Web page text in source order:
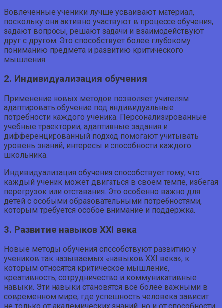
Вовлеченные ученики лучше усваивают материал,
поскольку они активно участвуют в процессе обучения,
задают вопросы, решают задачи и взаимодействуют
друг с другом. Это способствует более глубокому
пониманию предмета и развитию критического
мышления.
2. Индивидуализация обучения
Применение новых методов позволяет учителям
адаптировать обучение под индивидуальные
потребности каждого ученика. Персонализированные
учебные траектории, адаптивные задания и
дифференцированный подход помогают учитывать
уровень знаний, интересы и способности каждого
школьника.
Индивидуализация обучения способствует тому, что
каждый ученик может двигаться в своем темпе, избегая
перегрузок или отставания. Это особенно важно для
детей с особыми образовательными потребностями,
которым требуется особое внимание и поддержка.
3. Развитие навыков XXI века
Новые методы обучения способствуют развитию у
учеников так называемых «навыков XXI века», к
которым относятся критическое мышление,
креативность, сотрудничество и коммуникативные
навыки. Эти навыки становятся все более важными в
современном мире, где успешность человека зависит
не только от академических знаний, но и от способности